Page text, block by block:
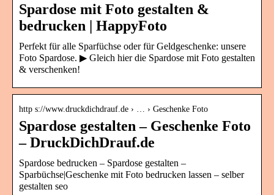
Spardose mit Foto gestalten &
bedrucken | HappyFoto
Perfekt für alle Sparfüchse oder für Geldgeschenke: unsere
Foto Spardose. ▶ Gleich hier die Spardose mit Foto gestalten
& verschenken!
http s://www.druckdichdrauf.de › … › Geschenke Foto
Spardose gestalten – Geschenke Foto
– DruckDichDrauf.de
Spardose bedrucken – Spardose gestalten –
Sparbüchse|Geschenke mit Foto bedrucken lassen – selber
gestalten seo